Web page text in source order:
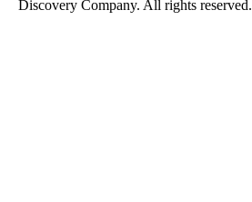
Discovery Company. All rights reserved.